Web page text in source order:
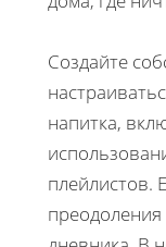
Создайте
напитка,
плейлистов.
преодоления